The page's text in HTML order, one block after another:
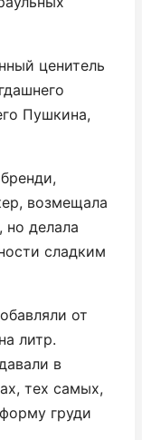
ценитель
Пушкина,
возмещала
но делала
сладким
от
литр.
в
тех самых,
груди